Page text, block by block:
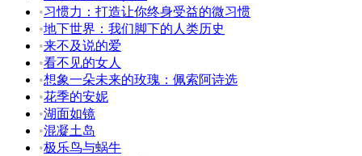
•习惯力：打造让你终身受益的微习惯
•地下世界：我们脚下的人类历史
•来不及说的爱
•看不见的女人
•想象一朵未来的玫瑰：佩索阿诗选
•花季的安妮
•湖面如镜
•混凝土岛
•极乐鸟与蜗牛